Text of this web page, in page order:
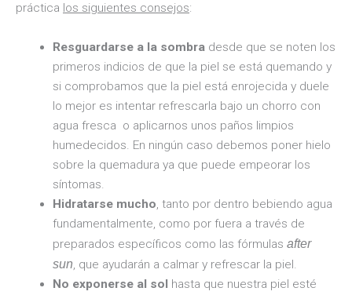
práctica los siguientes consejos:
Resguardarse a la sombradesde que se noten los
primeros indicios de que la piel se está quemando y
si comprobamos que la piel está enrojecida y duele
lo mejor es intentar refrescarla bajo un chorro con
agua fresca o aplicarnos unos paños limpios
humedecidos. En ningún caso debemos poner hielo
sobre la quemadura ya que puede empeorar los
síntomas.
Hidratarse mucho, tanto por dentro bebiendo agua
fundamentalmente, como por fuera a través de
preparados específicos como las fórmulas after
sun, que ayudarán a calmar y refrescar la piel.
No exponerse al solhasta que nuestra piel esté